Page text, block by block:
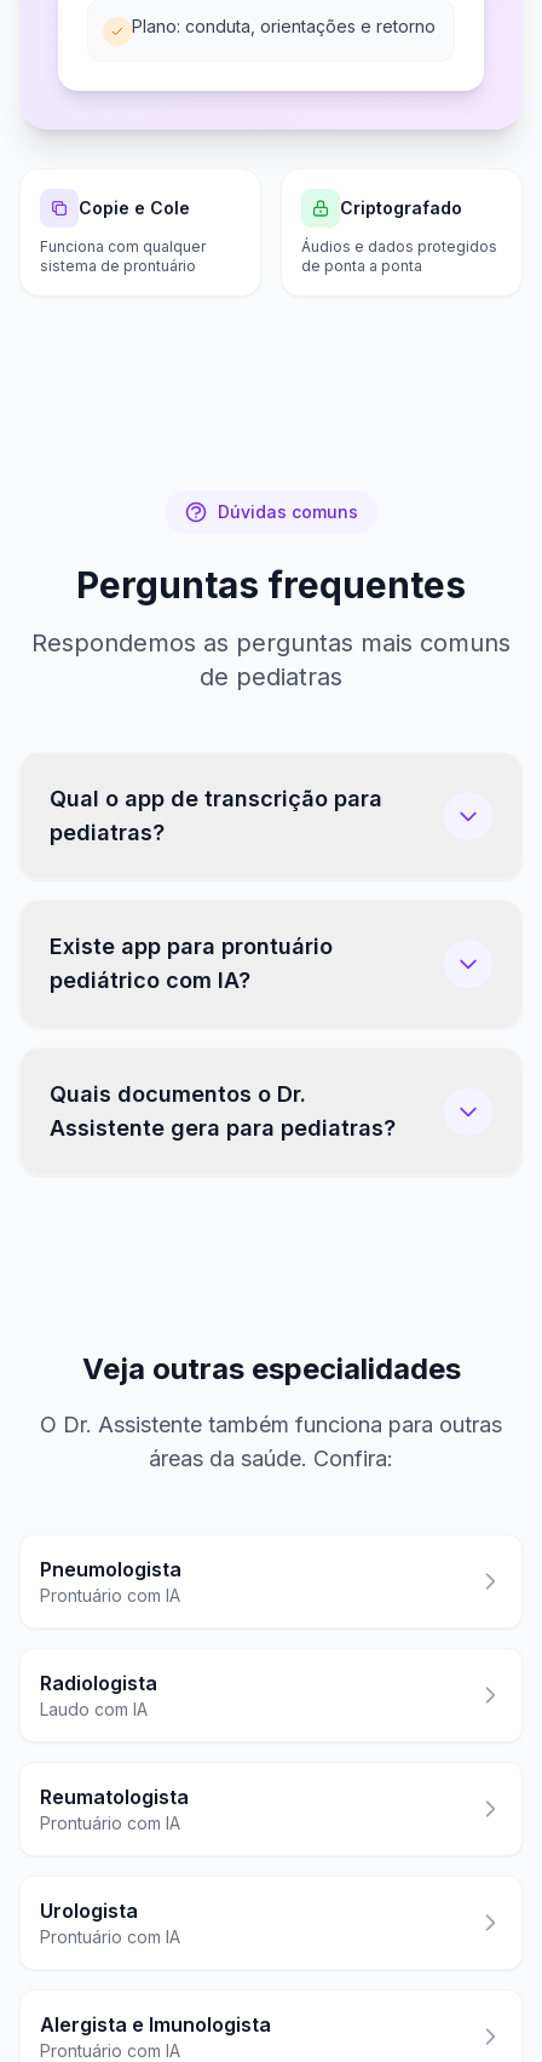
Plano: conduta, orientações e retorno
Copie e Cole
Funciona com qualquer
sistema de prontuário
Criptografado
Áudios e dados protegidos
de ponta a ponta
Dúvidas comuns
Perguntas frequentes
Respondemos as perguntas mais comuns
de pediatras
Qual o app de transcrição para
pediatras?
Existe app para prontuário
pediátrico com IA?
Quais documentos o Dr.
Assistente gera para pediatras?
Veja outras especialidades
O Dr. Assistente também funciona para outras
áreas da saúde. Confira:
Pneumologista
Prontuário com IA
Radiologista
Laudo com IA
Reumatologista
Prontuário com IA
Urologista
Prontuário com IA
Alergista e Imunologista
Prontuário com IA